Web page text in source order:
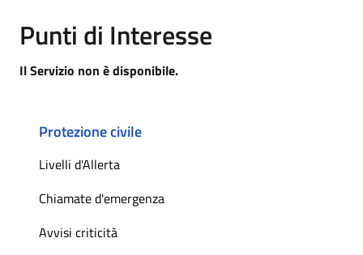
Punti di Interesse
Il Servizio non è disponibile.
Protezione civile
Livelli d'Allerta
Chiamate d'emergenza
Avvisi criticità